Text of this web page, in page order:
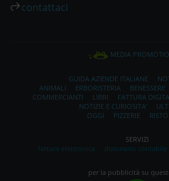
contattaci
MEDIA
GUIDA AZIENDE ITALIANE
ANIMALI
ERBORISTERIA BENESSERE
COMMERCIANTI
LIBRI FATTURA
NOTIZIE E CURIOSITA'
OGGI
PIZZERIE
SERVIZI
fattura elettronica
dizionario contabile
per la pubblicità su